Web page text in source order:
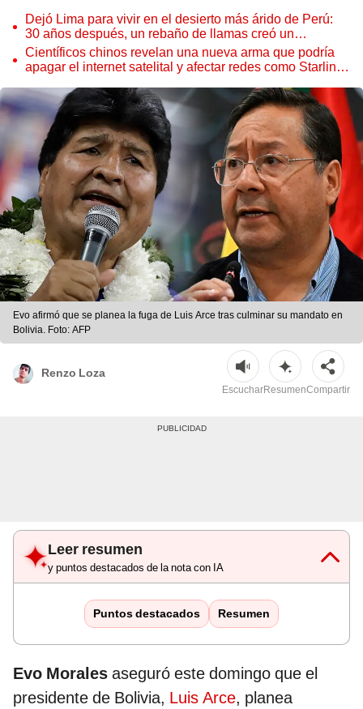
Dejó Lima para vivir en el desierto más árido de Perú:
30 años después, un rebaño de llamas creó un
sorprendente ecosistema
Científicos chinos revelan una nueva arma que podría
apagar el internet satelital y afectar redes como Starlink
Evo afirmó que se planea la fuga de Luis Arce tras culminar su mandato en
Bolivia. Foto: AFP
Renzo Loza
EscucharResumenCompartir
Leer resumen
y puntos destacados de la nota con IA
Puntos destacados Resumen
Evo Morales aseguró este domingo que el
presidente de Bolivia, Luis Arce, planea